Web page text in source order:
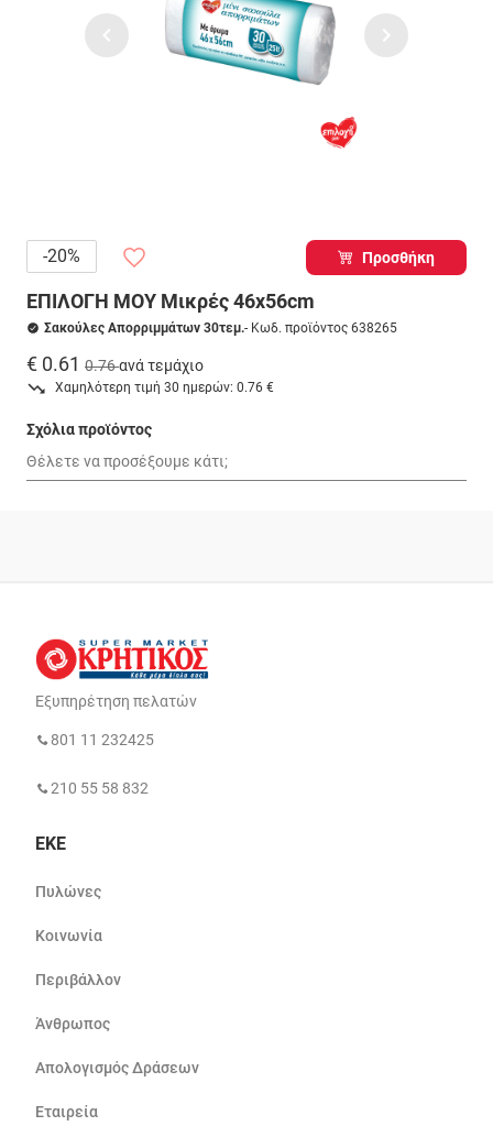
-20% Προσθήκη
ΕΠΙΛΟΓΗ ΜΟΥ Μικρές 46x56cm
Σακούλες Απορριμμάτων 30τεμ.- Κωδ. προϊόντος 638265
€ 0.61 0.76ανά τεμάχιο
Χαμηλότερη τιμή 30 ημερών: 0.76 €
Σχόλια προϊόντος
Εξυπηρέτηση πελατών
801 11 232425
210 55 58 832
ΕΚΕ
Πυλώνες
Κοινωνία
Περιβάλλον
Άνθρωπος
Απολογισμός Δράσεων
Εταιρεία